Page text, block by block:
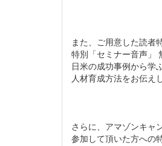
また、ご用意した読者
特別「セミナー音声」
日米の成功事例から学ぶ
人材育成方法をお伝え
さらに、アマゾンキャ
参加して頂いた方への